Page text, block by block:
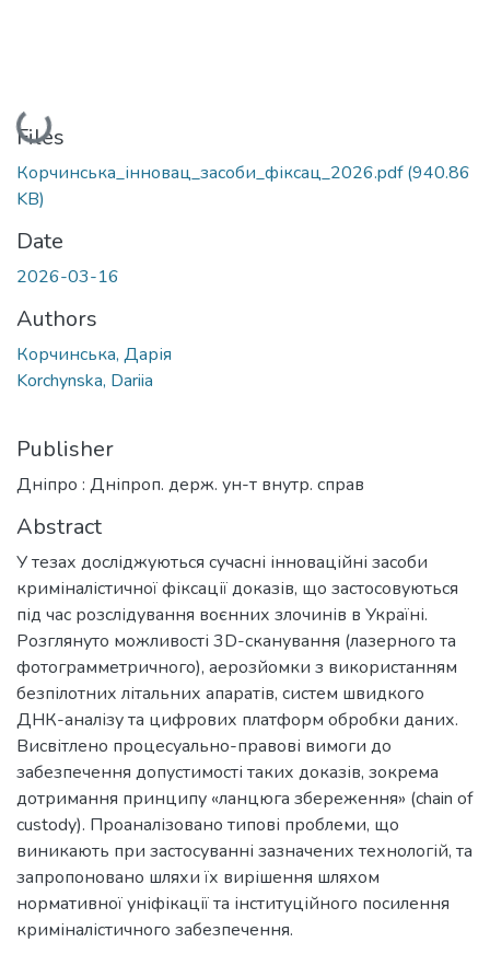
Loading...
Files
Корчинська_інновац_засоби_фіксац_2026.pdf(940.86
KB)
Date
2026-03-16
Authors
Корчинська, Дарія
Korchynska, Dariia
Publisher
Дніпро : Дніпроп. держ. ун-т внутр. справ
Abstract
У тезах досліджуються сучасні інноваційні засоби
криміналістичної фіксації доказів, що застосовуються
під час розслідування воєнних злочинів в Україні.
Розглянуто можливості 3D-сканування (лазерного та
фотограмметричного), аерозйомки з використанням
безпілотних літальних апаратів, систем швидкого
ДНК-аналізу та цифрових платформ обробки даних.
Висвітлено процесуально-правові вимоги до
забезпечення допустимості таких доказів, зокрема
дотримання принципу «ланцюга збереження» (chain of
custody). Проаналізовано типові проблеми, що
виникають при застосуванні зазначених технологій, та
запропоновано шляхи їх вирішення шляхом
нормативної уніфікації та інституційного посилення
криміналістичного забезпечення.